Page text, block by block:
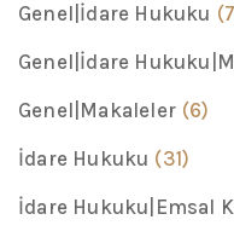
Genel|İdare Hukuku
Genel|İdare
Genel|Makaleler (6)
İdare Hukuku (31)
İdare Hukuku|Emsal